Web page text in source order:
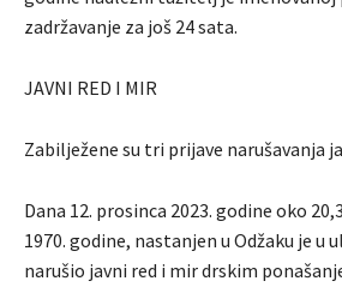
zadržavanje za još 24 sata.
JAVNI RED I MIR
Zabilježene su tri prijave narušavanja
Dana 12. prosinca 2023. godine oko
1970. godine, nastanjen u Odžaku je u
narušio javni red i mir drskim